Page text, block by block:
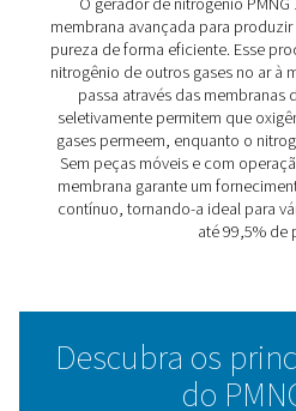
Com pressões de
é necessário.
Projetado para
o PMNG é uma das
vem com pré-filtros e
fechada, exigindo apenas
nitrogênio. O processo de
nenhum especialista é
qualquer condição de
Nosso design intuitivo
parafuso. O analisador